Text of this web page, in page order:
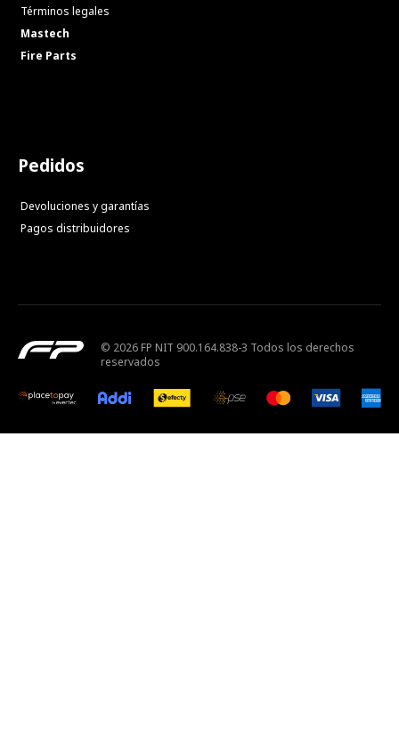
Términos legales
Mastech
Fire Parts
Pedidos
Devoluciones y garantías
Pagos distribuidores
© 2026 FP NIT 900.164.838-3 Todos los derechos
reservados